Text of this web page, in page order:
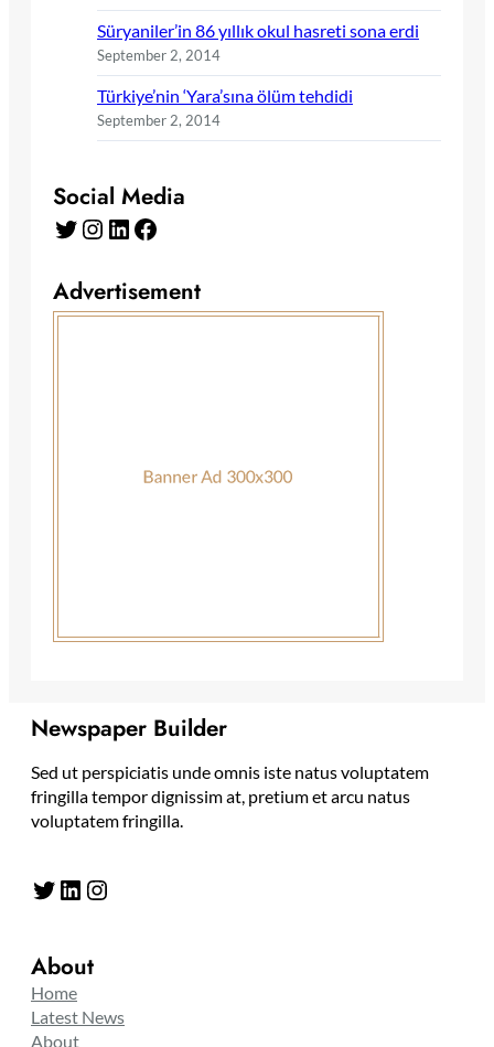
Süryaniler’in 86 yıllık okul hasreti sona erdi
September 2, 2014
Türkiye’nin ‘Yara’sına ölüm tehdidi
September 2, 2014
Social Media
Twitter Instagram LinkedIn Facebook
Advertisement
Newspaper Builder
Sed ut perspiciatis unde omnis iste natus voluptatem
fringilla tempor dignissim at, pretium et arcu natus
voluptatem fringilla.
Twitter LinkedIn Instagram
About
Home
Latest News
About